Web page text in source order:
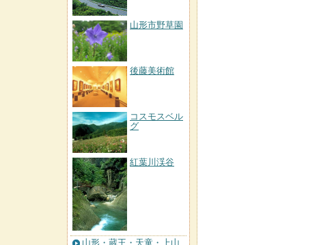
山形市野草園
後藤美術館
コスモスベル
グ
紅葉川渓谷
山形・蔵王・天童・上山